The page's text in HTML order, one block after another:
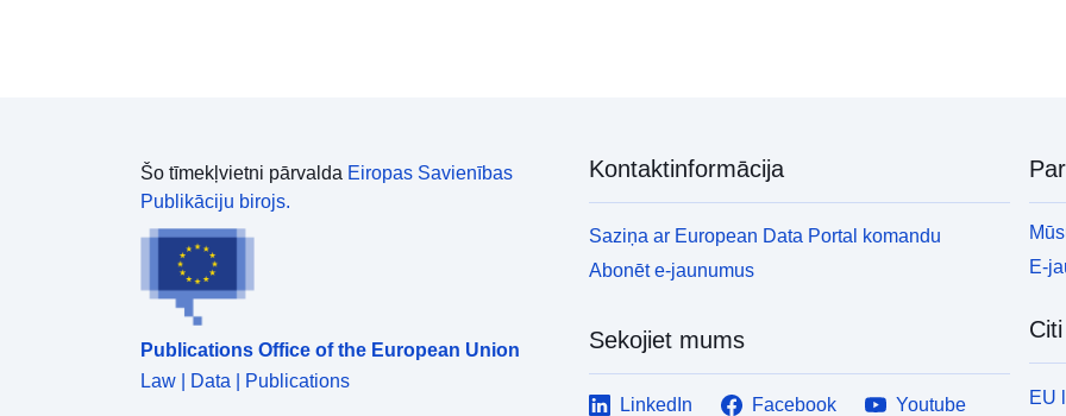
Šo tīmekļvietni pārvalda Eiropas Savienības
Publikāciju birojs.
Publications Office of the European Union
Law | Data | Publications
Kontaktinformācija
Saziņa ar European Data Portal komandu
Abonēt e-jaunumus
Sekojiet mums
LinkedIn Facebook
Youtube
E-
EU